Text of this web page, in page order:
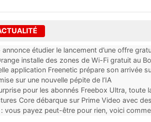
annonce étudier le lancement d’une offre
installe des zones de Wi-Fi gratuit au
application Freenetic prépare son arrivée
Freebox, testez la
sur une nouvelle pépite de l’IA
pour les abonnés Freebox Ultra, toute
Core débarque sur Prime Video avec
: vous payez peut-être pour rien, voici